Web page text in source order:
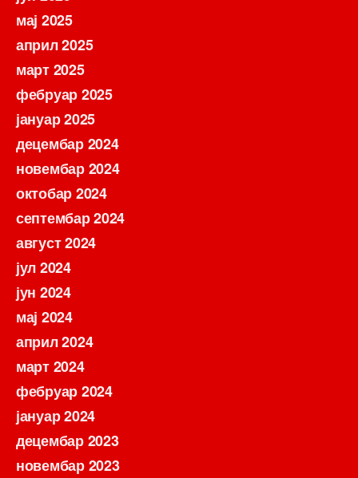
мај 2025
април 2025
март 2025
фебруар 2025
јануар 2025
децембар 2024
новембар 2024
октобар 2024
септембар 2024
август 2024
јул 2024
јун 2024
мај 2024
април 2024
март 2024
фебруар 2024
јануар 2024
децембар 2023
новембар 2023